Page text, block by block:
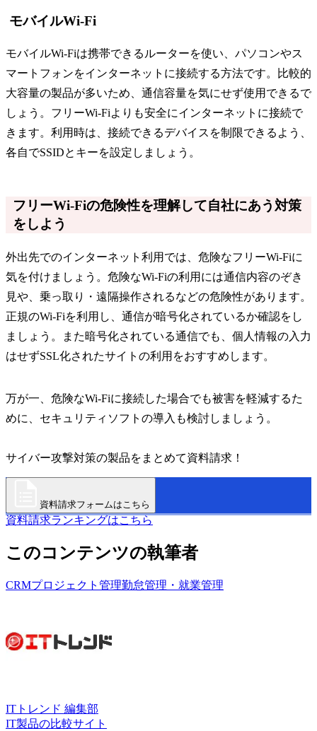
モバイルWi-Fi
モバイルWi-Fiは携帯できるルーターを使い、パソコンやス
マートフォンをインターネットに接続する方法です。比較的
大容量の製品が多いため、通信容量を気にせず使用できるで
しょう。フリーWi-Fiよりも安全にインターネットに接続で
きます。利用時は、接続できるデバイスを制限できるよう、
各自でSSIDとキーを設定しましょう。
フリーWi-Fiの危険性を理解して自社にあう対策
をしよう
外出先でのインターネット利用では、危険なフリーWi-Fiに
気を付けましょう。危険なWi-Fiの利用には通信内容のぞき
見や、乗っ取り・遠隔操作されるなどの危険性があります。
正規のWi-Fiを利用し、通信が暗号化されているか確認をし
ましょう。また暗号化されている通信でも、個人情報の入力
はせずSSL化されたサイトの利用をおすすめします。
万が一、危険なWi-Fiに接続した場合でも被害を軽減するた
めに、セキュリティソフトの導入も検討しましょう。
サイバー攻撃対策の製品をまとめて資料請求！
資料請求フォームはこちら
資料請求ランキングはこちら
このコンテンツの執筆者
CRMプロジェクト管理勤怠管理・就業管理
ITトレンド 編集部
IT製品の比較サイト